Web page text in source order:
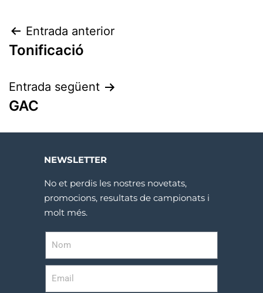
Entrada anterior
Tonificació
Entrada següent
GAC
NEWSLETTER
No et perdis les nostres novetats,
promocions, resultats de campionats i
molt més.